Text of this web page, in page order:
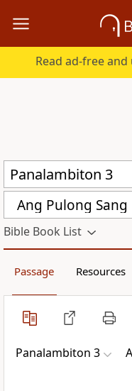
Read ad-free
Ang Pulong Sang
Bible Book List
Passage Resources
Panalambiton 3